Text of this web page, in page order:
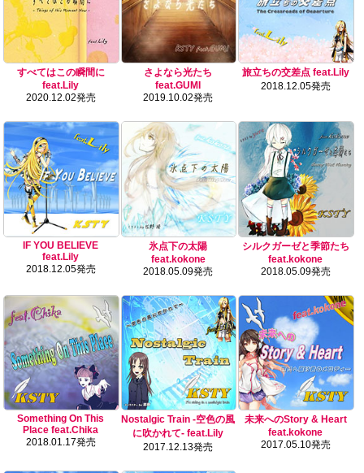
すべてはこの瞬間に
feat.Lily
2020.12.02発売
さよなら光たち
feat.GUMI
2019.10.02発売
旅立ちの交差点 feat.Lily
2018.12.05発売
IF YOU BELIEVE
feat.Lily
2018.12.05発売
氷点下の太陽
feat.kokone
2018.05.09発売
シルクガーゼと季節たち
feat.kokone
2018.05.09発売
Something On This
Place feat.Chika
2018.01.17発売
Nostalgic Train -空色の風
に吹かれて- feat.Lily
2017.12.13発売
未来へのStory & Heart
feat.kokone
2017.05.10発売